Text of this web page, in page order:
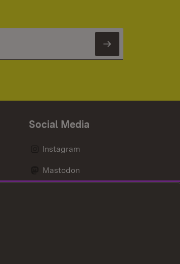
Newsletter
Social Media
Instagram
Mastodon